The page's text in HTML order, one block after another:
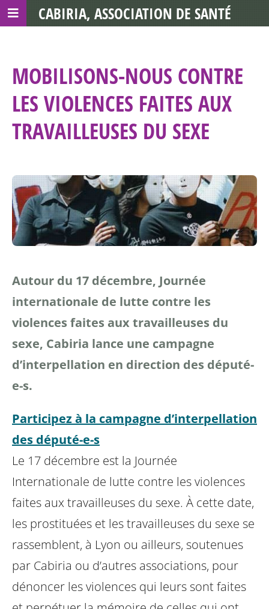
MOBILISONS-NOUS CONTRE
LES VIOLENCES FAITES AUX
TRAVAILLEUSES DU SEXE
Autour du 17 décembre, Journée
internationale de lutte contre les
violences faites aux travailleuses du
sexe, Cabiria lance une campagne
d’interpellation en direction des député-
e-s.
Participez à la campagne d’interpellation
des député-e-s
Le 17 décembre est la Journée
Internationale de lutte contre les violences
faites aux travailleuses du sexe. À cette date,
les prostituées et les travailleuses du sexe se
rassemblent, à Lyon ou ailleurs, soutenues
par Cabiria ou d’autres associations, pour
dénoncer les violences qui leurs sont faites
CABIRIA, ASSOCIATION DE SANTÉ